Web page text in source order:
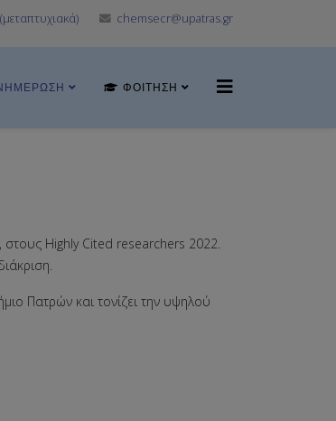
chemsecr@upatras.gr
ΦΟΊΤΗΣΗ
Highly Cited researchers 2022.
Πατρών και τονίζει την υψηλού